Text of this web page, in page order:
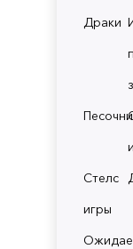
Драки
Стелс
игры